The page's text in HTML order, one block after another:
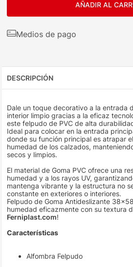
AÑADIR AL
Medios de pago
DESCRIPCIÓN
Dale un toque decorativo a la entrada
interior limpio gracias a la eficaz
este felpudo de PVC de alta
Ideal para colocar en la entrada
donde su función principal es atrapar
humedad de los calzados,
secos y limpios.
El material de Goma PVC ofrece una
humedad y a los rayos UV,
mantenga vibrante y la estructura no
constante en exteriores o interiores.
Felpudo de Goma Antideslizante
humedad eficazmente con su textura
Ferniplast.com!
Características
Alfombra Felpudo